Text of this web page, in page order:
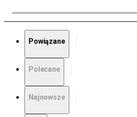
Powiązane
Polecane
Najnowsze